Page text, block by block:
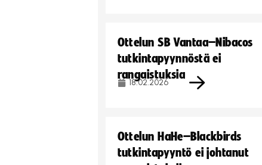
Ottelun SB Vantaa–Nibacos
tutkintapyynnöstä ei
rangaistuksia
18.02.2026
Ottelun HaHe–Blackbirds
tutkintapyyntö ei johtanut